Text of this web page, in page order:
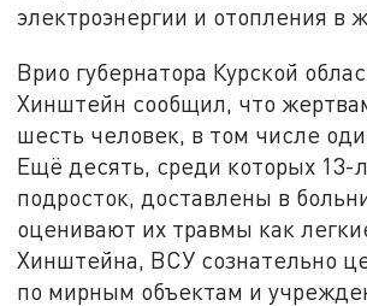
электроэнергии и отопления в
Врио губернатора Курской
Хинштейн сообщил, что
шесть человек, в том числе
Ещё десять, среди которых 13-
подросток, доставлены в
оценивают их травмы как
Хинштейна, ВСУ сознательно
по мирным объектам и